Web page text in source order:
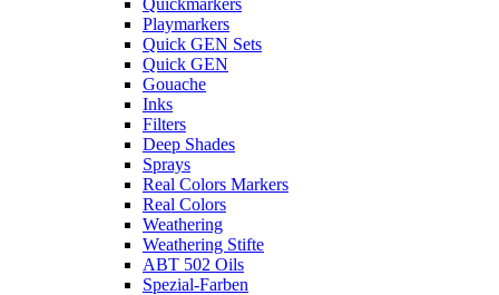
Quickmarkers
Playmarkers
Quick GEN Sets
Quick GEN
Gouache
Inks
Filters
Deep Shades
Sprays
Real Colors Markers
Real Colors
Weathering
Weathering Stifte
ABT 502 Oils
Spezial-Farben